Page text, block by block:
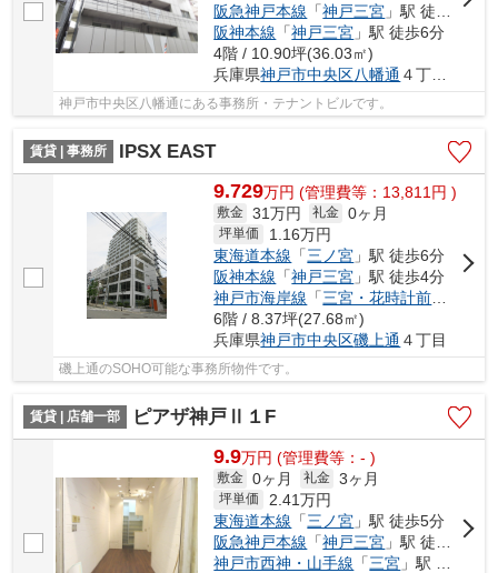
阪急神戸本線 「神戸三宮 」駅 徒歩6分
阪神本線 「神戸三宮 」駅 徒歩6分
4階 / 10.90坪(36.03㎡)
兵庫県神戸市中央区八幡通 ４丁目1-15
神戸市中央区八幡通にある事務所・テナントビルです。
賃貸 | 事務所 IPSX EAST
9.729万円 (管理費等：13,811円 )
敷金 31万円 礼金 0ヶ月
坪単価 1.16万円
東海道本線 「三ノ宮 」駅 徒歩6分
阪神本線 「神戸三宮 」駅 徒歩4分
神戸市海岸線 「三宮・花時計前
6階 / 8.37坪(27.68㎡)
兵庫県神戸市中央区磯上通 ４丁目
磯上通のSOHO可能な事務所物件です。
賃貸 | 店舗一部 ピアザ神戸Ⅱ１F
9.9万円 (管理費等：- )
敷金 0ヶ月 礼金 3ヶ月
坪単価 2.41万円
東海道本線 「三ノ宮 」駅 徒歩5分
阪急神戸本線 「神戸三宮 」駅 徒歩3分
神戸市西神・山手線 「三宮 」駅 徒歩5分